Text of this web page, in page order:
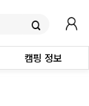
캠핑 정보